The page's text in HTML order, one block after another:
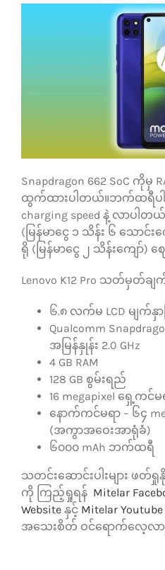
Snapdragon 662 SoC ကိုမှ
ထွက်ထားပါတယ်။ဘက်ထရီပါဝါ
charging speed နဲ့ လာပါတ
(မြန်မာငွေ ၁ သိန်း ၆ သောင်း
ရို (မြန်မာငွေ ၂ သိန်းကျော်) ဈေ
Lenovo K12 Pro သတ်မှတ်ချက်
၆.၈ လက်မ LCD မျက်နှာပ
Qualcomm
အမြန်နှုန်း 2.0 GHz
4 GB RAM
128 GB စွမ်းရည်
16 megapixel ရှေ့ကင်မ
နောက်ကင်မရာ – ၆၄
(အကွာအဝေးအာရုံခံ)
၆၀၀၀ mAh ဘက်ထရီ
သတင်းဆောင်းပါးများ ဖတ်
ကို ကြည့်ရှုရန်Mitelar
Websiteနှင့် Mitelar
အသေးစိတ် ဝင်ရောက်လေ့လ